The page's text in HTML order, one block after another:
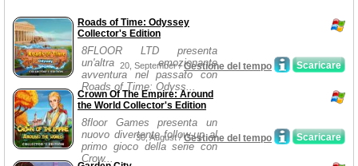
Roads of Time: Odyssey
Collector's Edition
8FLOOR LTD presenta
un'altra emozionante
avventura nel passato con
Roads of Time: Odyss...
Scaricare
20, September /Gestione del tempo
Crown Of The Empire: Around
the World Collector's Edition
8floor Games presenta un
nuovo divertente follow-up al
primo gioco della serie con
Crow...
Scaricare
30, August /Gestione del tempo